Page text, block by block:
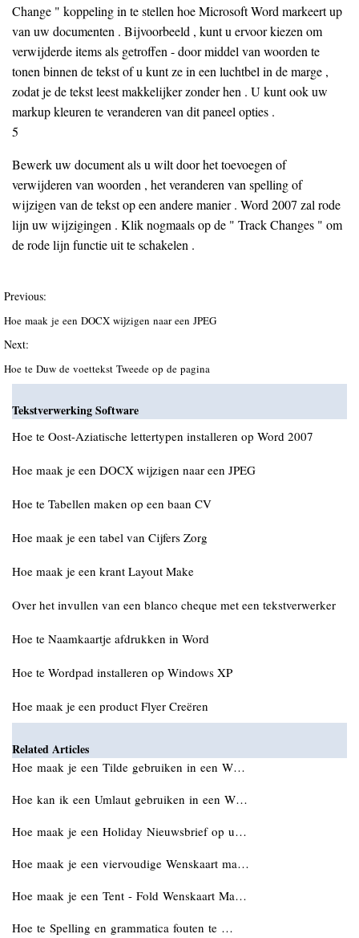
Change " koppeling in te stellen hoe Microsoft Word markeert up
van uw documenten . Bijvoorbeeld , kunt u ervoor kiezen om
verwijderde items als getroffen - door middel van woorden te
tonen binnen de tekst of u kunt ze in een luchtbel in de marge ,
zodat je de tekst leest makkelijker zonder hen . U kunt ook uw
markup kleuren te veranderen van dit paneel opties .
5
Bewerk uw document als u wilt door het toevoegen of
verwijderen van woorden , het veranderen van spelling of
wijzigen van de tekst op een andere manier . Word 2007 zal rode
lijn uw wijzigingen . Klik nogmaals op de " Track Changes " om
de rode lijn functie uit te schakelen .
Previous:
Hoe maak je een DOCX wijzigen naar een JPEG
Next:
Hoe te Duw de voettekst Tweede op de pagina
Tekstverwerking Software
Hoe te Oost-Aziatische lettertypen installeren op Word 2007
Hoe maak je een DOCX wijzigen naar een JPEG
Hoe te Tabellen maken op een baan CV
Hoe maak je een tabel van Cijfers Zorg
Hoe maak je een krant Layout Make
Over het invullen van een blanco cheque met een tekstverwerker
Hoe te Naamkaartje afdrukken in Word
Hoe te Wordpad installeren op Windows XP
Hoe maak je een product Flyer Creëren
Related Articles
Hoe maak je een Tilde gebruiken in een W…
Hoe kan ik een Umlaut gebruiken in een W…
Hoe maak je een Holiday Nieuwsbrief op u…
Hoe maak je een viervoudige Wenskaart ma…
Hoe maak je een Tent - Fold Wenskaart Ma…
Hoe te Spelling en grammatica fouten te …